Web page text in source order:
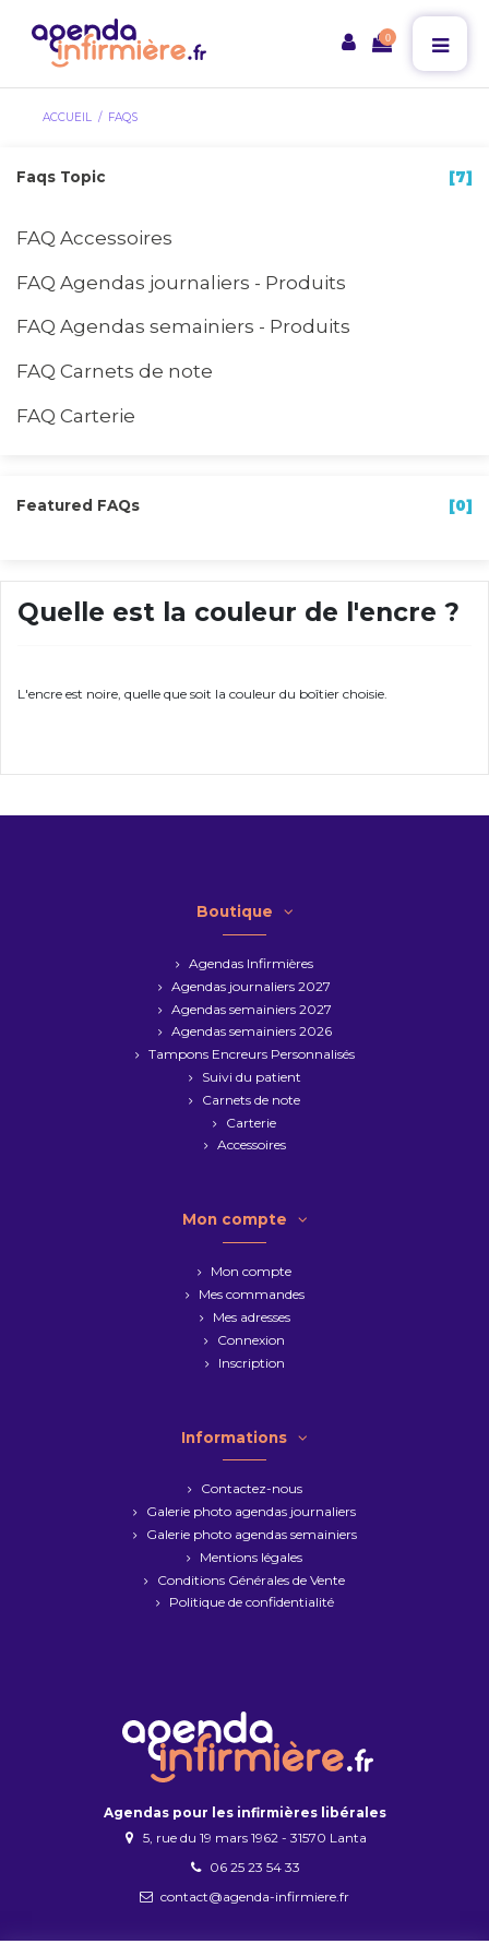
0
ACCUEIL FAQS
Faqs Topic [7]
FAQ Accessoires
FAQ Agendas journaliers - Produits
FAQ Agendas semainiers - Produits
FAQ Carnets de note
FAQ Carterie
Featured FAQs [0]
Quelle est la couleur de l'encre ?
L'encre est noire, quelle que soit la couleur du boîtier choisie.
Boutique
Agendas Infirmières
Agendas journaliers 2027
Agendas semainiers 2027
Agendas semainiers 2026
Tampons Encreurs Personnalisés
Suivi du patient
Carnets de note
Carterie
Accessoires
Mon compte
Mon compte
Mes commandes
Mes adresses
Connexion
Inscription
Informations
Contactez-nous
Galerie photo agendas journaliers
Galerie photo agendas semainiers
Mentions légales
Conditions Générales de Vente
Politique de confidentialité
Agendas pour les infirmières libérales
5, rue du 19 mars 1962 - 31570 Lanta
06 25 23 54 33
contact@agenda-infirmiere.fr